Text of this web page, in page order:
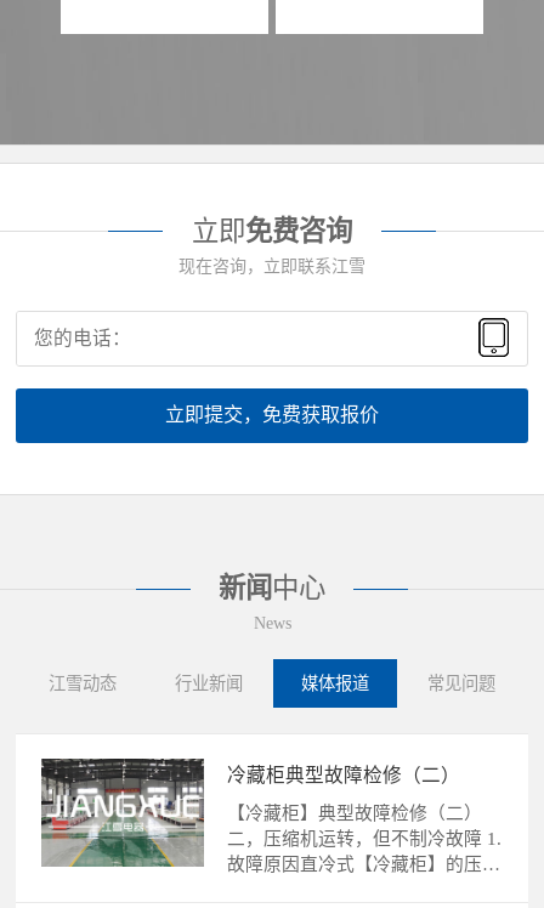
立即免费咨询
现在咨询，立即联系江雪
立即提交，免费获取报价
新闻 中心
News
江雪动态 行业新闻 媒体报道 常见问题
冷藏柜典型故障检修（二）
【冷藏柜】典型故障检修（二）
二，压缩机运转，但不制冷故障 1.
故障原因直冷式【冷藏柜】的压缩